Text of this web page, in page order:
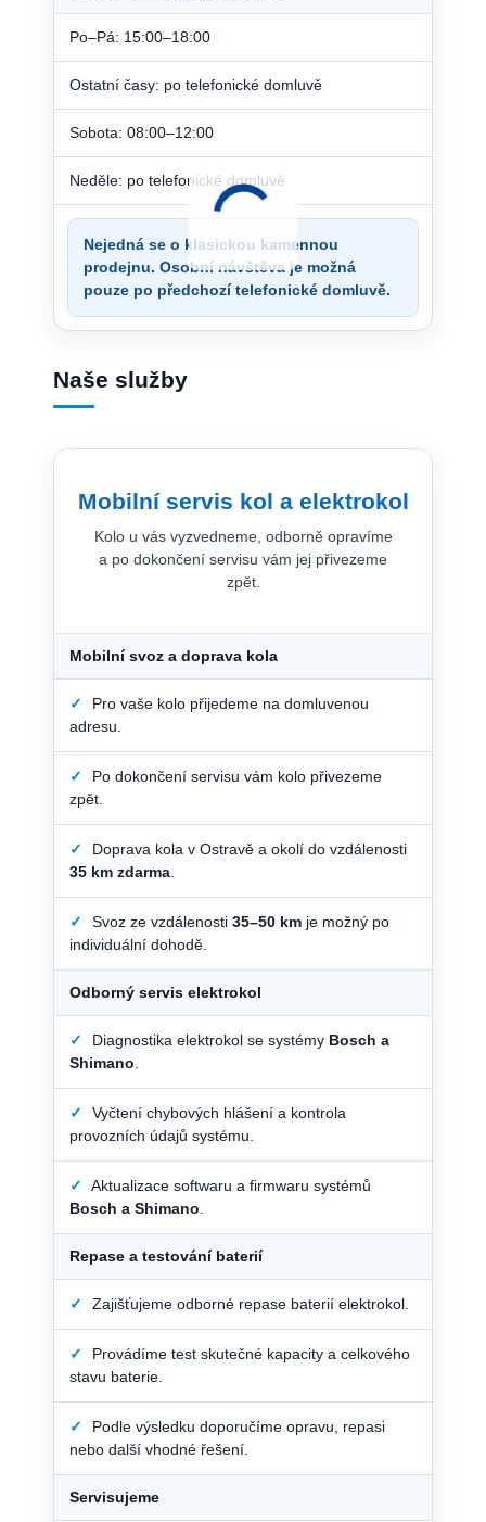
Po–Pá: 15:00–18:00
Ostatní časy: po telefonické domluvě
Sobota: 08:00–12:00
Neděle: po telefonické domluvě
Nejedná se o klasickou kamennou
prodejnu. Osobní návštěva je možná
pouze po předchozí telefonické domluvě.
Naše služby
Mobilní servis kol a elektrokol
Kolo u vás vyzvedneme, odborně opravíme
a po dokončení servisu vám jej přivezeme
zpět.
Mobilní svoz a doprava kola
✓
Pro vaše kolo přijedeme na domluvenou
adresu.
✓
Po dokončení servisu vám kolo přivezeme
zpět.
✓
Doprava kola v Ostravě a okolí do vzdálenosti
35 km zdarma
✓ Svoz ze vzdálenosti 35–50 km je možný po
individuální dohodě.
Odborný servis elektrokol
✓ Diagnostika elektrokol se systémy Bosch a
Shimano
✓
Vyčtení chybových hlášení a kontrola
provozních údajů systému.
✓
Aktualizace softwaru a firmwaru systémů
Bosch a Shimano
Repase a testování baterií
✓ Zajišťujeme odborné repase baterií elektrokol.
✓
Provádíme test skutečné kapacity a celkového
stavu baterie.
✓
Podle výsledku doporučíme opravu, repasi
nebo další vhodné řešení.
Servisujeme